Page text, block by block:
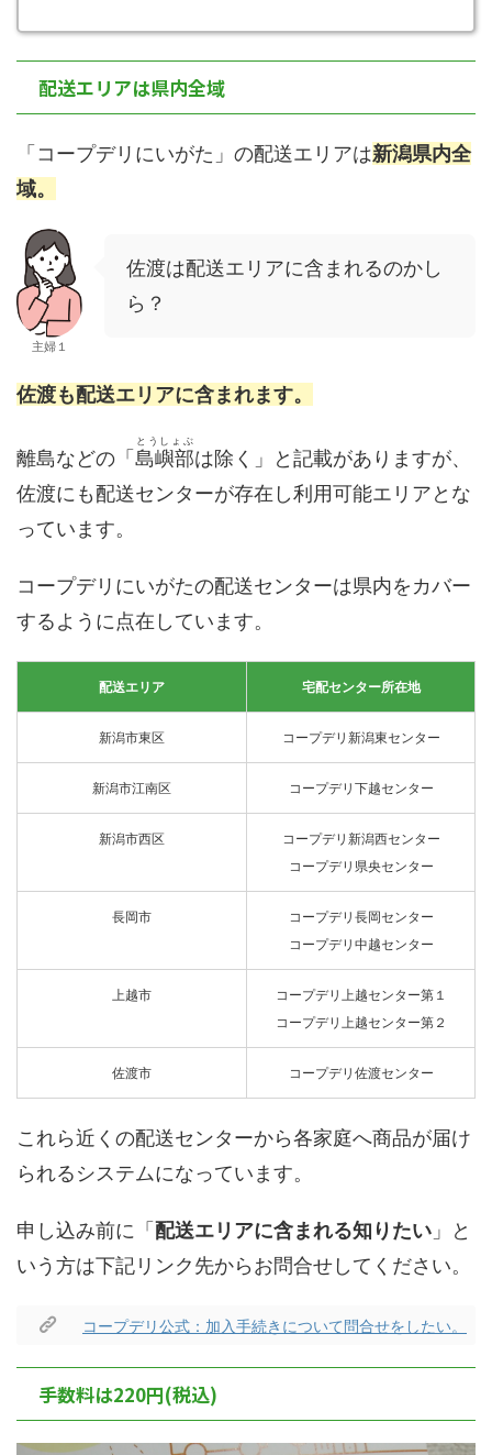
配送エリアは県内全域
「コープデリにいがた」の配送エリアは新潟県内全
域。
主婦１
佐渡は配送エリアに含まれるのかし
ら？
佐渡も配送エリアに含まれます。
離島などの「 島嶼部
とうしょぶ
は除く」と記載がありますが、
佐渡にも配送センターが存在し利用可能エリアとな
っています。
コープデリにいがたの配送センターは県内をカバー
するように点在しています。
配送エリア 宅配センター所在地
新潟市東区 コープデリ新潟東センター
新潟市江南区 コープデリ下越センター
新潟市西区
コープデリ新潟西センター
コープデリ県央センター
長岡市
コープデリ長岡センター
コープデリ中越センター
上越市
コープデリ上越センター第１
コープデリ上越センター第２
佐渡市 コープデリ佐渡センター
これら近くの配送センターから各家庭へ商品が届け
られるシステムになっています。
申し込み前に「 配送エリアに含まれる知りたい 」と
いう方は下記リンク先からお問合せしてください。
コープデリ公式：加入手続きについて問合せをしたい。
手数料は220円(税込)